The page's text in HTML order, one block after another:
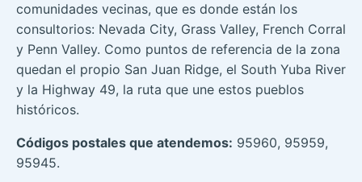
comunidades vecinas, que es donde están los
consultorios: Nevada City, Grass Valley, French Corral
y Penn Valley. Como puntos de referencia de la zona
quedan el propio San Juan Ridge, el South Yuba River
y la Highway 49, la ruta que une estos pueblos
históricos.
Códigos postales que atendemos: 95960, 95959,
95945.